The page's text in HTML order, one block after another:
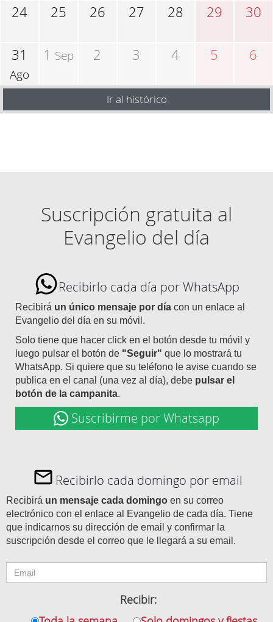
24 25 26 27 28 29 30
31
Ago
1 Sep 2 3 4 5 6
Ir al histórico
Suscripción gratuita al
Evangelio del día
Recibirlo cada día por WhatsApp
Recibirá un único mensaje por día con un enlace al
Evangelio del día en su móvil.
Solo tiene que hacer click en el botón desde tu móvil y
luego pulsar el botón de "Seguir" que lo mostrará tu
WhatsApp. Si quiere que su teléfono le avise cuando se
publica en el canal (una vez al día), debe pulsar el
botón de la campanita.
Suscribirme por Whatsapp
Recibirlo cada domingo por email
Recibirá un mensaje cada domingo en su correo
electrónico con el enlace al Evangelio de cada día. Tiene
que indicarnos su dirección de email y confirmar la
suscripción desde el correo que le llegará a su email.
Recibir: